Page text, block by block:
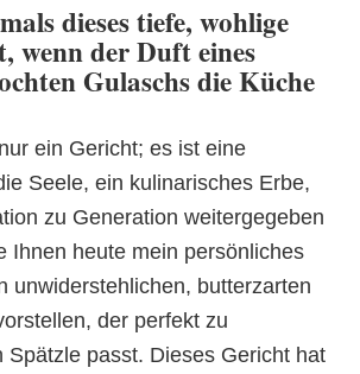
dieses tiefe, wohlige
wenn der Duft eines
Gulaschs die Küche
ein Gericht; es ist eine
Seele, ein kulinarisches Erbe,
zu Generation weitergegeben
Ihnen heute mein persönliches
unwiderstehlichen, butterzarten
der perfekt zu
Spätzle passt. Dieses Gericht hat